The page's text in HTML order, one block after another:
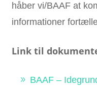
håber vi/BAAF at
informationer
Link til
BAAF –